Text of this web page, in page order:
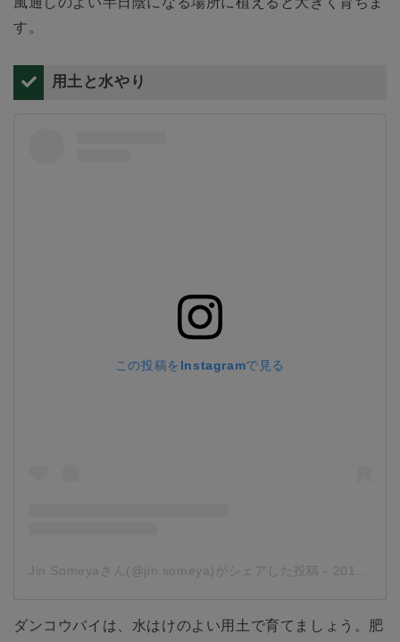
す。
用土と水やり
この投稿をInstagramで見る
Jin Someyaさん(@jin.someya)がシェアした投稿 - 2019年 9月月6日午後2時45分PDT
ダンコウバイは、水はけのよい用土で育てましょう。肥